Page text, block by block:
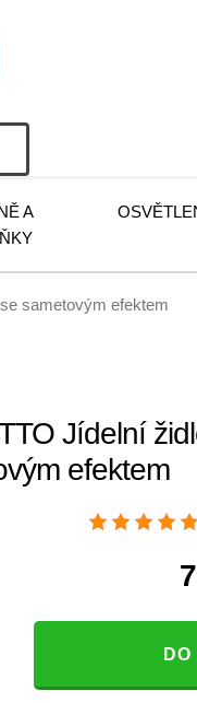
A
sametovým efektem
Jídelní
efektem